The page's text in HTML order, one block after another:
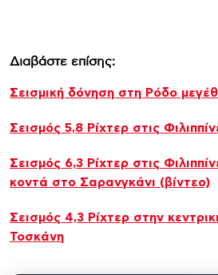
Διαβάστε επίσης:
Σεισμική δόνηση στη Ρόδο
Σεισμός 5,8 Ρίχτερ στις
Σεισμός 6,3 Ρίχτερ στις
κοντά στο Σαρανγκάνι (βίντεο)
Σεισμός 4,3 Ρίχτερ στην
Τοσκάνη